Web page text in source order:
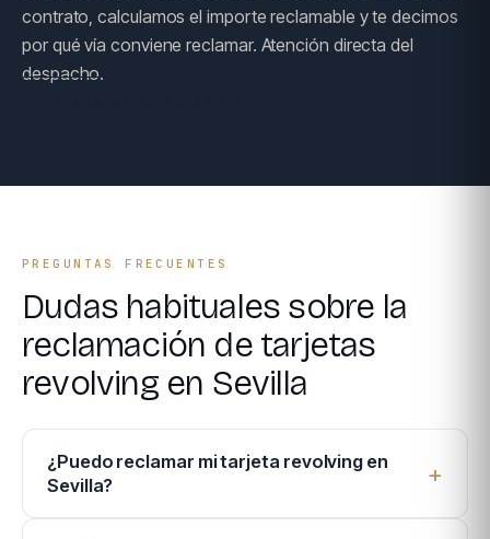
contrato, calculamos el importe reclamable y te decimos
por qué vía conviene reclamar. Atención directa del
despacho.
PREGUNTAS FRECUENTES
Dudas habituales sobre la
reclamación de tarjetas
revolving en Sevilla
¿Puedo reclamar mi tarjeta revolving en
Sevilla?